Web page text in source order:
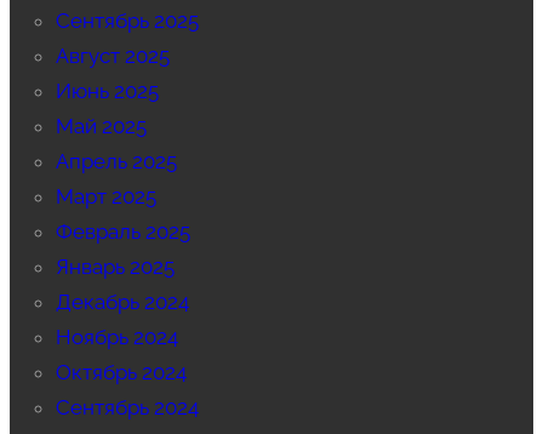
Сентябрь 2025
Август 2025
Июнь 2025
Май 2025
Апрель 2025
Март 2025
Февраль 2025
Январь 2025
Декабрь 2024
Ноябрь 2024
Октябрь 2024
Сентябрь 2024